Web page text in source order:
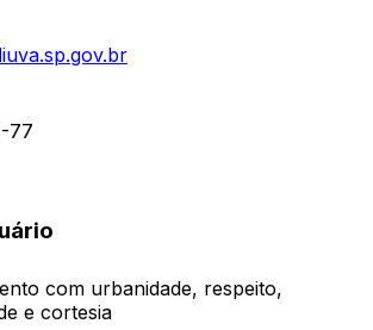
77
com urbanidade, respeito,
e cortesia